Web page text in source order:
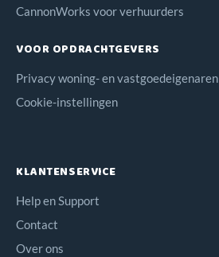
CannonWorks voor verhuurders
VOOR OPDRACHTGEVERS
Privacy woning- en vastgoedeigenaren
Cookie-instellingen
KLANTENSERVICE
Help en Support
Contact
Over ons